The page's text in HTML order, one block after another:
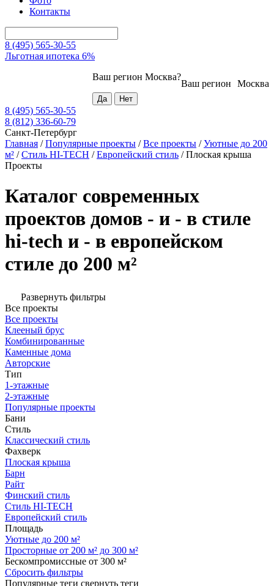
Контакты
8 (495) 565-30-55
Льготная ипотека 6%
Москва
Ваш регион
Ваш регион Москва?
8 (495) 565-30-55
8 (812) 336-60-79
Санкт-Петербург
Главная /Популярные проекты /Все проекты /Уютные до 200
м² /Стиль HI-TECH /Европейский стиль /Плоская крыша
Проекты
Каталог современных
проектов домов - и - в стиле
hi-tech и - в европейском
стиле до 200 м²
Развернуть фильтры
Все проекты
Все проекты
Клееный брус
Комбинированные
Каменные дома
Авторские
Тип
1-этажные
2-этажные
Популярные проекты
Бани
Стиль
Классический стиль
Фахверк
Плоская крыша
Барн
Райт
Финский стиль
Стиль HI-TECH
Европейский стиль
Площадь
Уютные до 200 м²
Просторные от 200 м² до 300 м²
Бескомпромиссные от 300 м²
Сбросить фильтры
Популярные теги свернуть теги